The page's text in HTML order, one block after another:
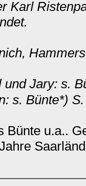
Karl
s.
S.
Bünte u.a..